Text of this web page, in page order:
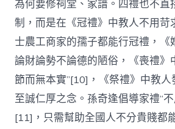
為何要修祠堂、家譜。四禮也不直
制，而是在《冠禮》中教人不用苛
士農工商家的孺子都能行冠禮，《
論財論勢不論德的陋俗，《喪禮》
節而無本實”[10]，《祭禮》中教人
至誠仁厚之念。孫奇逢倡導家禮“
[11]，只需幫助全國人不分貴賤都